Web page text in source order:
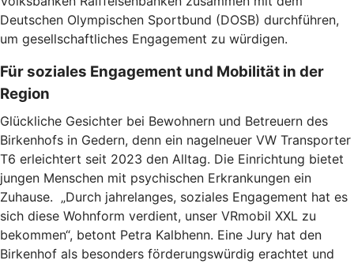
Deutschen Olympischen Sportbund (DOSB) durchführen,
um gesellschaftliches Engagement zu würdigen.
Für soziales Engagement und Mobilität in der
Region
Glückliche Gesichter bei Bewohnern und Betreuern des
Birkenhofs in Gedern, denn ein nagelneuer VW Transporter
T6 erleichtert seit 2023 den Alltag. Die Einrichtung bietet
jungen Menschen mit psychischen Erkrankungen ein
Zuhause. „Durch jahrelanges, soziales Engagement hat es
sich diese Wohnform verdient, unser VRmobil XXL zu
bekommen“, betont Petra Kalbhenn. Eine Jury hat den
Birkenhof als besonders förderungswürdig erachtet und